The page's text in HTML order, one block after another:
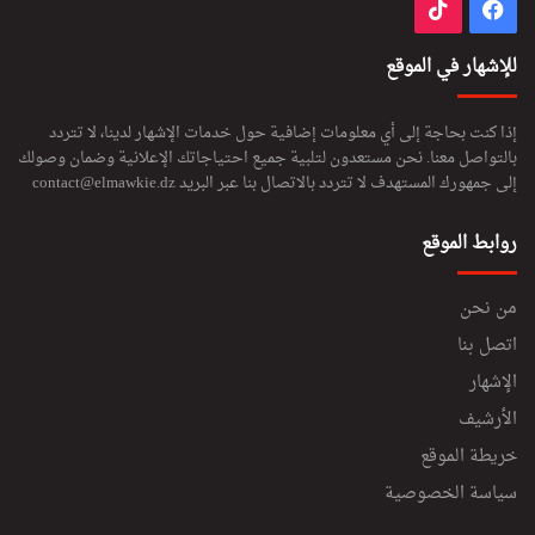
د
ر
س
ي
ب
س
ب
ر
ف
ض
ا
ل
م
ش
ر
ف
ي
ن
إ
فيسبوك
للإشهار في الموقع
إذا كنت بحاجة إلى أي معلومات إضافية حول خدمات الإشهار لدينا، لا تتردد
بالتواصل معنا. نحن مستعدون لتلبية جميع احتياجاتك الإعلانية وضمان وصولك
إلى جمهورك المستهدف لا تتردد بالاتصال بنا عبر البريدcontact@elmawkie.dz
روابط الموقع
من نحن
اتصل بنا
الإشهار
الأرشيف
خريطة الموقع
سياسة الخصوصية